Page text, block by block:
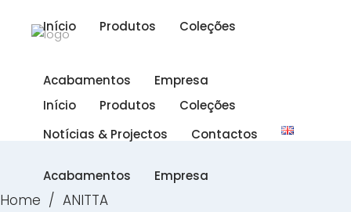
Início Produtos Coleções
Acabamentos Empresa
Início Produtos Coleções
Acabamentos Empresa
Notícias & Projectos Contactos
Home / ANITTA